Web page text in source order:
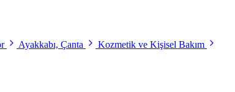
Ayakkabı, Çanta
Kozmetik ve Kişisel Bakım